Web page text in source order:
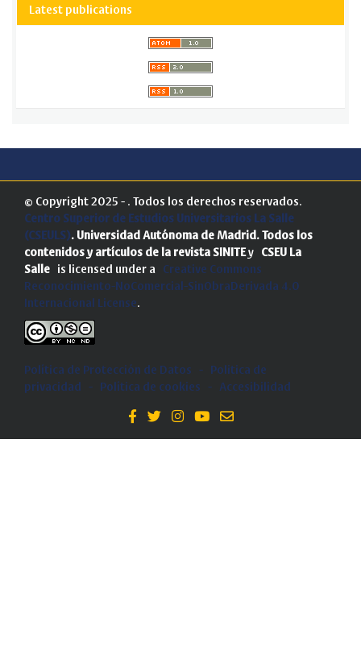
Latest publications
© Copyright 2025 - . Todos los derechos reservados.
Centro Superior de Estudios Universitarios La Salle
(CSEULS). Universidad Autónoma de Madrid. Todos los
contenidos y artículos de la revista SINITEy CSEU La
Salle is licensed under a Creative Commons
Reconocimiento-NoComercial-SinObraDerivada 4.0
Internacional License.
Política de Protección de Datos - Politica de
privacidad
- Política de cookies - Accesibilidad